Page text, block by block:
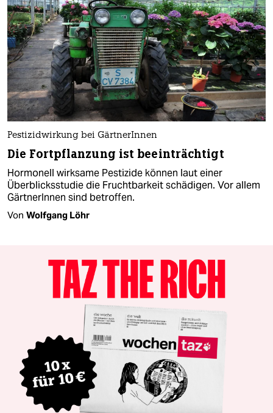
Pestizidwirkung bei GärtnerInnen
Die Fortpflanzung ist beeinträchtigt
Hormonell wirksame Pestizide können laut einer
Überblicksstudie die Fruchtbarkeit schädigen. Vor allem
GärtnerInnen sind betroffen.
Von Wolfgang Löhr